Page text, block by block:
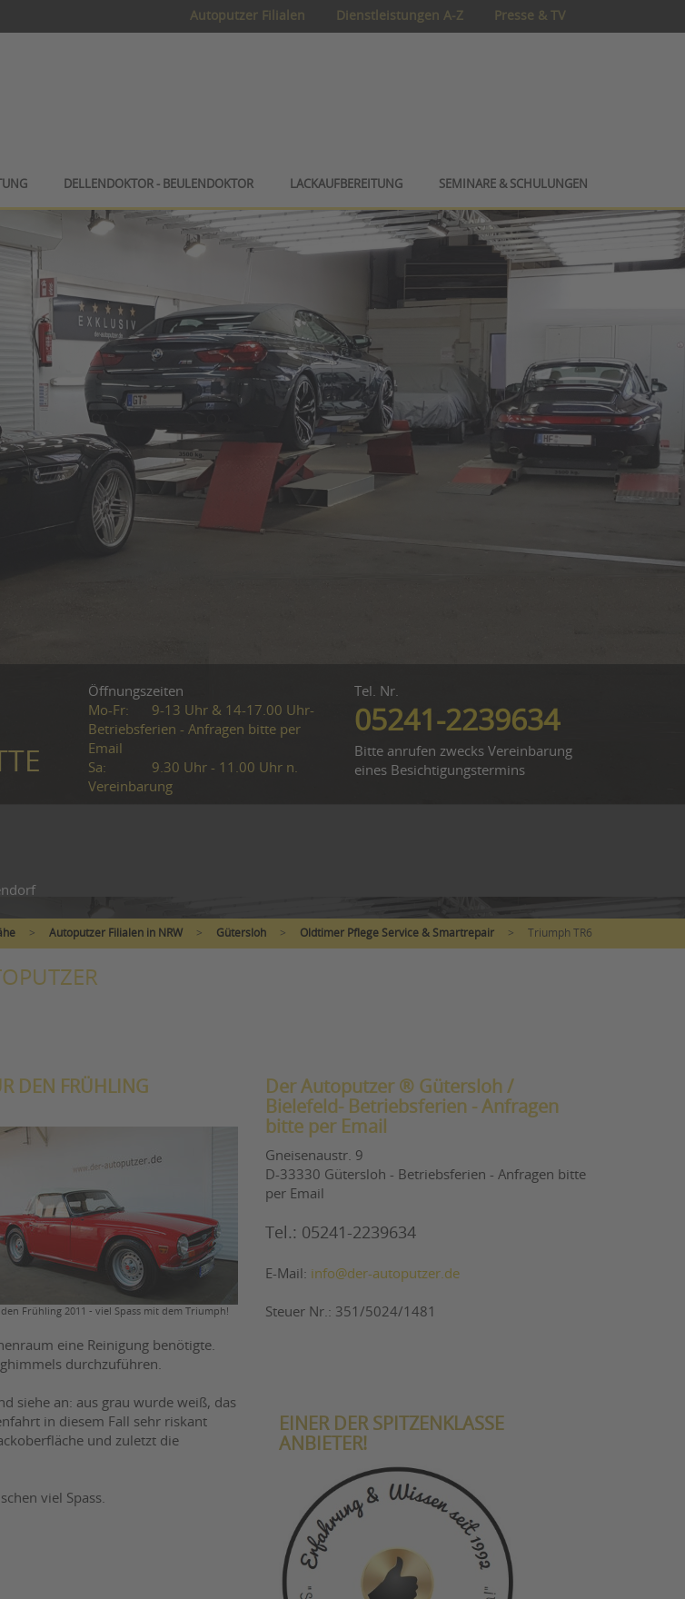
Autoputzer Filialen Dienstleistungen A-Z Presse & TV
DELLENDOKTOR - BEULENDOKTOR LACKAUFBEREITUNG SEMINARE & SCHULUNGEN
Öffnungszeiten
Mo-Fr:
9-13 Uhr & 14-17.00 Uhr-
Betriebsferien - Anfragen bitte per
Email
Sa:
9.30 Uhr - 11.00 Uhr n.
Vereinbarung
Tel. Nr.
05241-2239634
Bitte anrufen zwecks Vereinbarung
eines Besichtigungstermins
> Autoputzer Filialen in NRW > Gütersloh > Oldtimer Pflege Service & Smartrepair > Triumph TR6
DEN FRÜHLING
Frühling 2011 - viel Spass mit dem Triumph!
eine Reinigung benötigte.
durchzuführen.
siehe an: aus grau wurde weiß, das
in diesem Fall sehr riskant
und zuletzt die
viel Spass.
Der Autoputzer ® Gütersloh /
Bielefeld- Betriebsferien - Anfragen
bitte per Email
Gneisenaustr. 9
D-33330 Gütersloh - Betriebsferien - Anfragen bitte
per Email
Tel.: 05241-2239634
E-Mail: info@der-autoputzer.de
Steuer Nr.: 351/5024/1481
EINER DER SPITZENKLASSE
ANBIETER!